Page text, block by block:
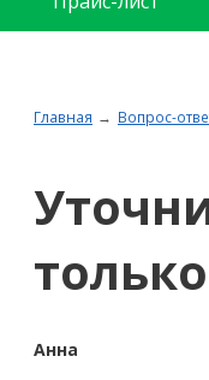
Главная Вопрос-
Анна